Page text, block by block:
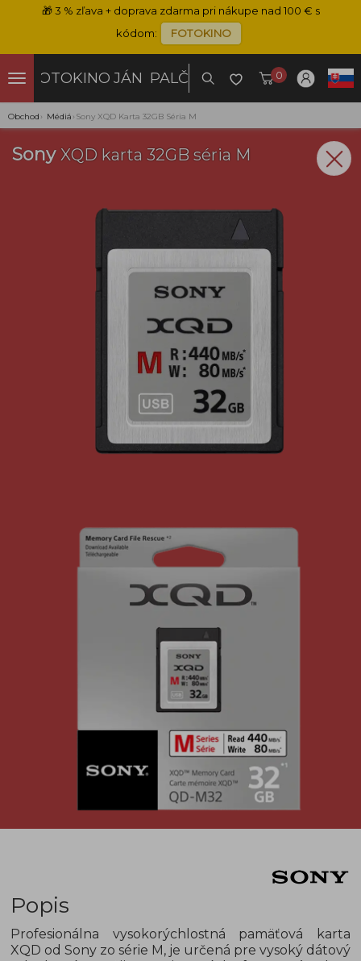
🎁3 % zľava + doprava zdarma pri nákupe nad 100 € s
kódom:
FOTOKINO
FOTOKINO JÁN PALČO 0
Obchod › Médiá › Sony XQD Karta 32GB Séria M
Sony XQD karta 32GB séria M
Popis
Profesionálna vysokorýchlostná pamäťová karta
XQD od Sony zo série M, je určená pre vysoký dátový